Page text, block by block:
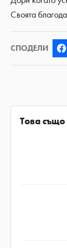
Своята
СПОДЕЛИ
Това